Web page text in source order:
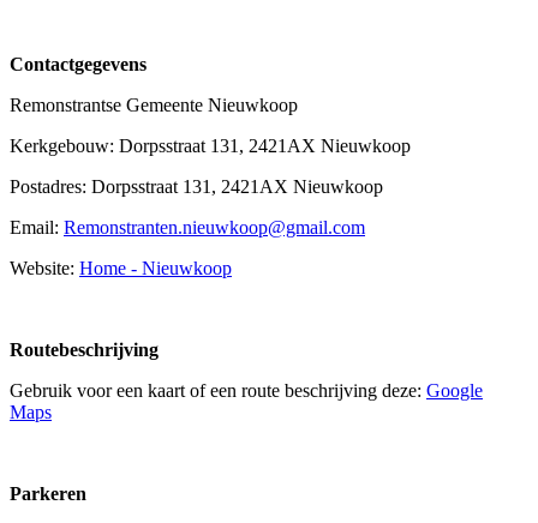
Contactgegevens
Remonstrantse Gemeente Nieuwkoop
Kerkgebouw: Dorpsstraat 131, 2421AX Nieuwkoop
Postadres: Dorpsstraat 131, 2421AX Nieuwkoop
Email: Remonstranten.nieuwkoop@gmail.com
Website: Home - Nieuwkoop
Routebeschrijving
Gebruik voor een kaart of een route beschrijving deze: Google
Maps
Parkeren